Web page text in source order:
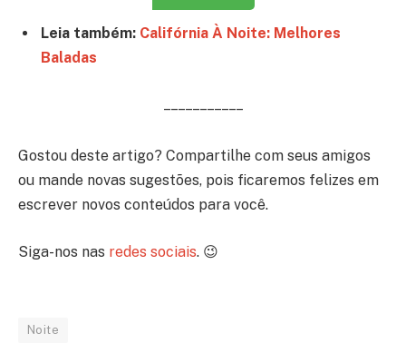
Leia também: Califórnia À Noite: Melhores
Baladas
– – – – – – – – – – –
Gostou deste artigo? Compartilhe com seus amigos
ou mande novas sugestões, pois ficaremos felizes em
escrever novos conteúdos para você.
Siga-nos nas redes sociais. 😉
Noite